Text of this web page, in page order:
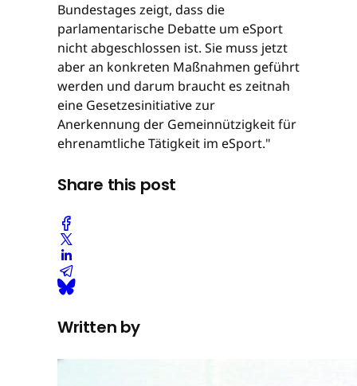
Bundestages zeigt, dass die
parlamentarische Debatte um eSport
nicht abgeschlossen ist. Sie muss jetzt
aber an konkreten Maßnahmen geführt
werden und darum braucht es zeitnah
eine Gesetzesinitiative zur
Anerkennung der Gemeinnützigkeit für
ehrenamtliche Tätigkeit im eSport."
Share this post
Written by